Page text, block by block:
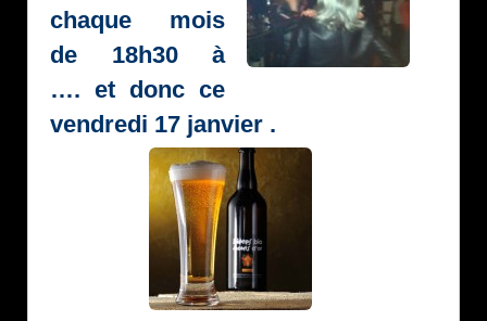
chaque mois
de 18h30 à
…. et donc ce
vendredi 17 janvier .